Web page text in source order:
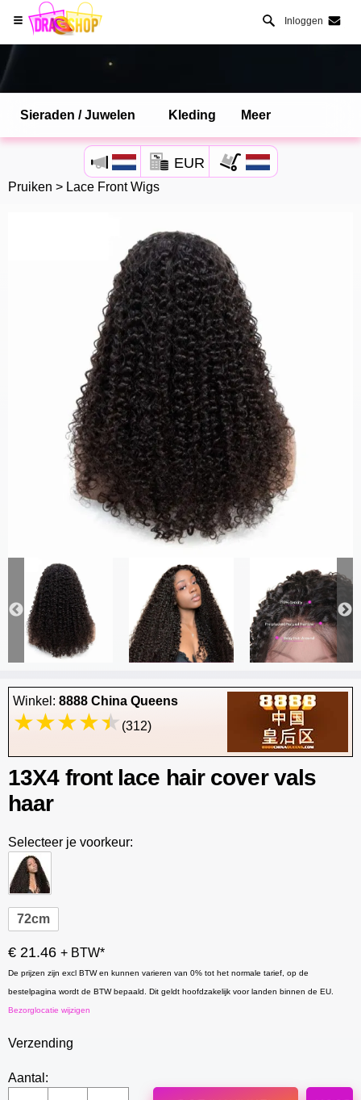
Inloggen
Sieraden / Juwelen Kleding Meer
EUR
Pruiken > Lace Front Wigs
Winkel: 8888 China Queens
(312)
13X4 front lace hair cover vals
haar
Selecteer je voorkeur:
72cm
€ 21.46 + BTW*
De prijzen zijn excl BTW en kunnen varieren van 0% tot het normale tarief, op de
bestelpagina wordt de BTW bepaald. Dit geldt hoofdzakelijk voor landen binnen de EU.
Bezorglocatie wijzigen
Verzending
Aantal:
Open Safari menu.
of klik de safari knop zoals hiernaast getoont
dragshop is nu geinstalleeerd als APP